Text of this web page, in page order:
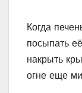
Когда
посыпать
накрыть
огне еще